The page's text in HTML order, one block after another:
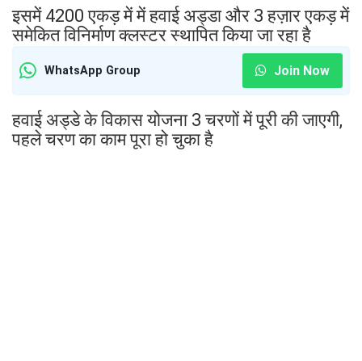
इसमें 4200 एकड़ में में हवाई अड्डा और 3 हज़ार एकड़ में
समेकित विनिर्माण क्लस्टर स्थापित किया जा रहा है
WhatsApp Group Join Now
हवाई अड्डे के विकास योजना 3 चरणों में पूरी की जाएगी,
पहले चरण का काम पूरा हो चुका है